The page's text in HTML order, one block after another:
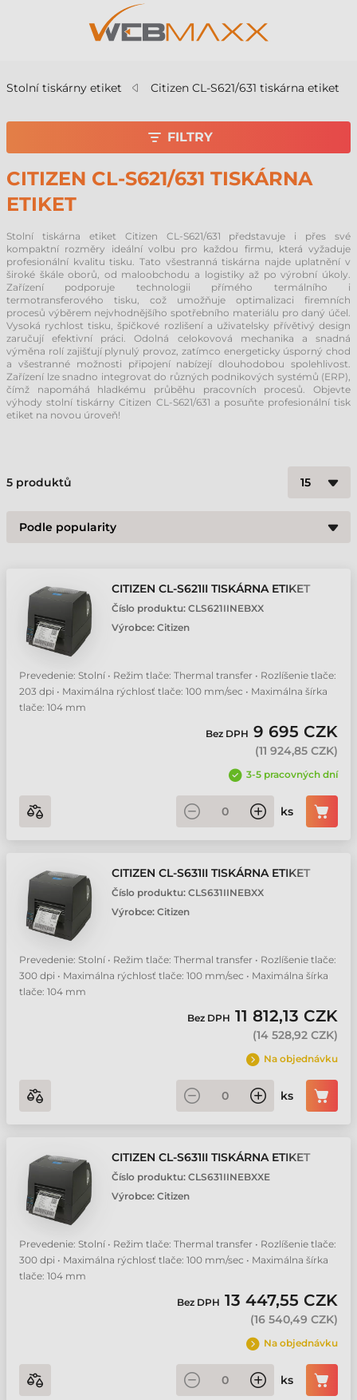
Stolní tiskárny etiket Citizen CL-S621/631 tiskárna etiket
CITIZEN CL-S621/631 TISKÁRNA
ETIKET
Stolní tiskárna etiket Citizen CL-S621/631 představuje i přes své
kompaktní rozměry ideální volbu pro každou firmu, která vyžaduje
profesionální kvalitu tisku. Tato všestranná tiskárna najde uplatnění v
široké škále oborů, od maloobchodu a logistiky až po výrobní úkoly.
Zařízení podporuje technologii přímého termálního i
termotransferového tisku, což umožňuje optimalizaci firemních
procesů výběrem nejvhodnějšího spotřebního materiálu pro daný účel.
Vysoká rychlost tisku, špičkové rozlišení a uživatelsky přívětivý design
zaručují efektivní práci. Odolná celokovová mechanika a snadná
výměna rolí zajišťují plynulý provoz, zatímco energeticky úsporný chod
a všestranné možnosti připojení nabízejí dlouhodobou spolehlivost.
Zařízení lze snadno integrovat do různých podnikových systémů (ERP),
čímž napomáhá hladkému průběhu pracovních procesů. Objevte
výhody stolní tiskárny Citizen CL-S621/631 a posuňte profesionální tisk
etiket na novou úroveň!
5 produktů
CITIZEN CL-S621II TISKÁRNA ETIKET
Číslo produktu: CLS621IINEBXX
Výrobce: Citizen
Prevedenie: Stolní • Režim tlače: Thermal transfer • Rozlíšenie tlače:
203 dpi • Maximálna rýchlosť tlače: 100 mm/sec • Maximálna šírka
tlače: 104 mm
Bez DPH 9 695 CZK
(11 924,85 CZK)
3-5 pracovných dní
ks
CITIZEN CL-S631II TISKÁRNA ETIKET
Číslo produktu: CLS631IINEBXX
Výrobce: Citizen
Prevedenie: Stolní • Režim tlače: Thermal transfer • Rozlíšenie tlače:
300 dpi • Maximálna rýchlosť tlače: 100 mm/sec • Maximálna šírka
tlače: 104 mm
Bez DPH 11 812,13 CZK
(14 528,92 CZK)
Na objednávku
ks
CITIZEN CL-S631II TISKÁRNA ETIKET
Číslo produktu: CLS631IINEBXXE
Výrobce: Citizen
Prevedenie: Stolní • Režim tlače: Thermal transfer • Rozlíšenie tlače:
300 dpi • Maximálna rýchlosť tlače: 100 mm/sec • Maximálna šírka
tlače: 104 mm
Bez DPH 13 447,55 CZK
(16 540,49 CZK)
Na objednávku
ks
FILTRY